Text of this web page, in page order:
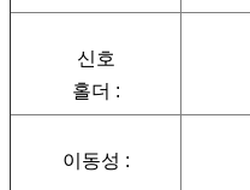
신호
홀더 :
이동성 :